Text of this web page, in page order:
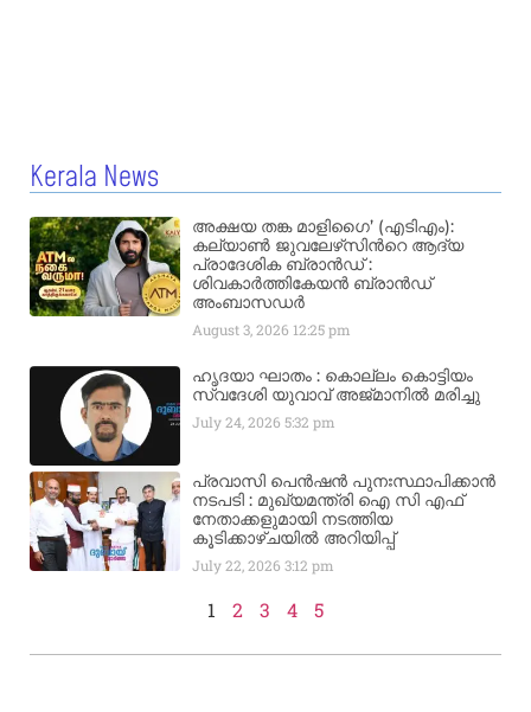
Kerala News
അക്ഷയ തങ്ക മാളിഗൈ’ (എടിഎം):
കല്യാണ്‍ ജുവലേഴ്‌സിന്‍റെ ആദ്യ
പ്രാദേശിക ബ്രാന്‍ഡ് :
ശിവകാര്‍ത്തികേയന്‍ ബ്രാന്‍ഡ്
അംബാസഡര്‍
August 3, 2026 12:25 pm
ഹൃദയാ ഘാതം : കൊല്ലം കൊട്ടിയം
സ്വദേശി യുവാവ് അജ്മാനിൽ മരിച്ചു
July 24, 20265:32 pm
പ്രവാസി പെൻഷൻ പുനഃസ്ഥാപിക്കാൻ
നടപടി : മുഖ്യമന്ത്രി ഐ സി എഫ്
നേതാക്കളുമായി നടത്തിയ
കൂടിക്കാഴ്ചയിൽ അറിയിപ്പ്
July 22, 20263:12 pm
1 2 3 4 5